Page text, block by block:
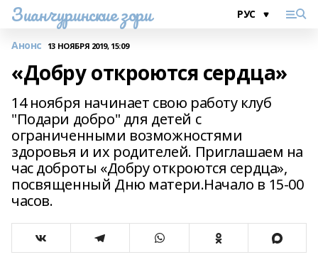
Зианчуринские зори
Анонс 13 НОЯБРЯ 2019, 15:09
«Добру откроются сердца»
14 ноября начинает свою работу клуб
"Подари добро" для детей с
ограниченными возможностями
здоровья и их родителей. Приглашаем на
час доброты «Добру откроются сердца»,
посвященный Дню матери.Начало в 15-00
часов.